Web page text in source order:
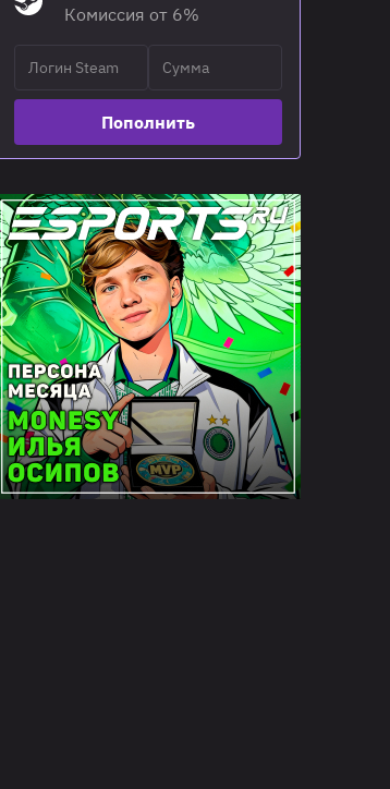
Комиссия от 6%
Пополнить